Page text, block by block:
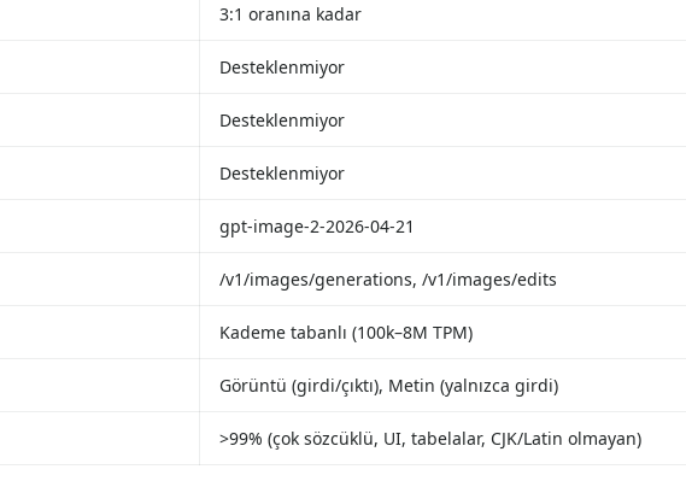
3:1 oranına kadar
Desteklenmiyor
Desteklenmiyor
Desteklenmiyor
gpt-image-2-2026-04-21
/v1/images/generations, /v1/images/edits
Kademe tabanlı (100k–8M TPM)
Görüntü (girdi/çıktı), Metin (yalnızca girdi)
>99% (çok sözcüklü, UI, tabelalar, CJK/Latin olmayan)